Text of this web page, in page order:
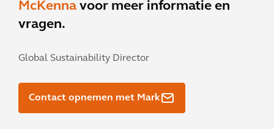
McKenna voor meer informatie en
vragen.
Global Sustainability Director
Contact opnemen met Mark